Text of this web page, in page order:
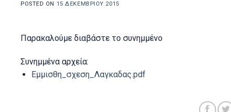
POSTED ON 15 ΔΕΚΕΜΒΡΊΟΥ 2015
Παρακαλούμε διαβάστε το συνημμένο
Συνημμένα αρχεία:
Εμμισθη_σχεση_Λαγκαδας.pdf